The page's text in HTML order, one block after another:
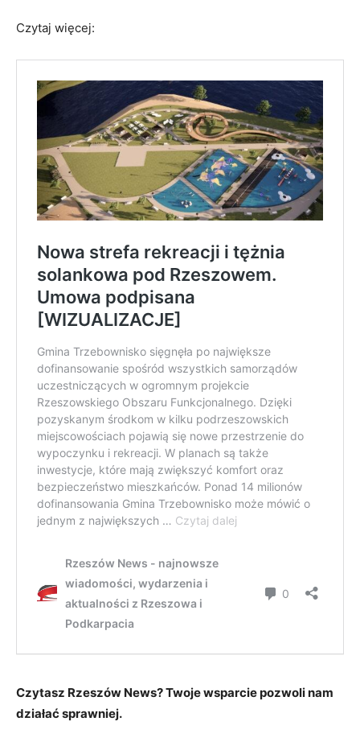
Czytaj więcej:
Czytasz Rzeszów News? Twoje wsparcie pozwoli nam
działać sprawniej.